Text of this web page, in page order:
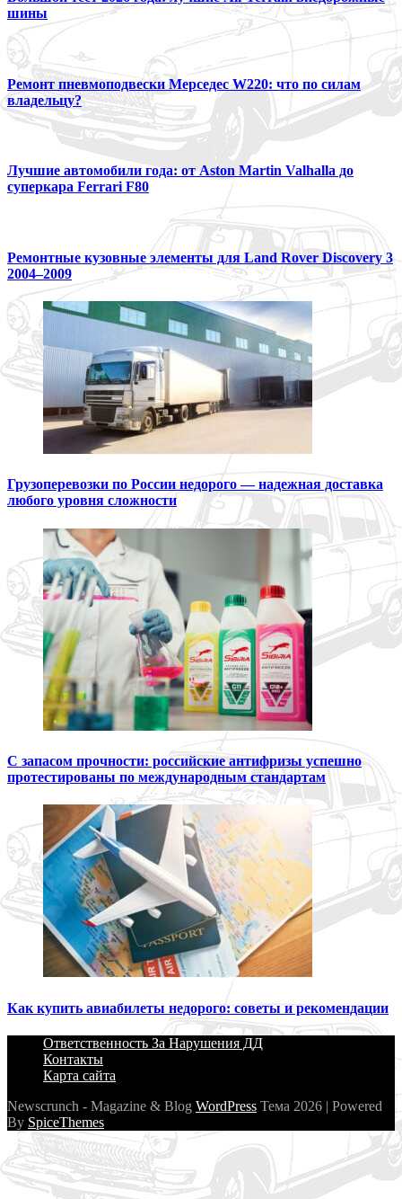
шины
Ремонт пневмоподвески Мерседес W220: что по силам
владельцу?
Лучшие автомобили года: от Aston Martin Valhalla до
суперкара Ferrari F80
Ремонтные кузовные элементы для Land Rover Discovery 3
2004–2009
Грузоперевозки по России недорого — надежная доставка
любого уровня сложности
С запасом прочности: российские антифризы успешно
протестированы по международным стандартам
Как купить авиабилеты недорого: советы и рекомендации
Ответственность За Нарушения ДД
Контакты
Карта сайта
Newscrunch - Magazine & Blog WordPress Тема 2026 | Powered
By SpiceThemes